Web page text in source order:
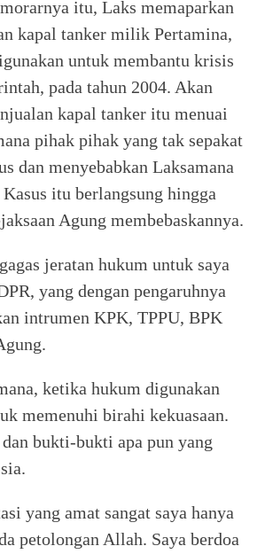
itu, Laks memaparkan
kapal tanker milik Pertamina,
untuk membantu krisis
pada tahun 2004. Akan
kapal tanker itu menuai
pihak pihak yang tak sepakat
dan menyebabkan Laksamana
itu berlangsung hingga
Agung membebaskannya.
jeratan hukum untuk saya
yang dengan pengaruhnya
intrumen KPK, TPPU, BPK
ketika hukum digunakan
memenuhi birahi kekuasaan.
bukti-bukti apa pun yang
yang amat sangat saya hanya
petolongan Allah. Saya berdoa